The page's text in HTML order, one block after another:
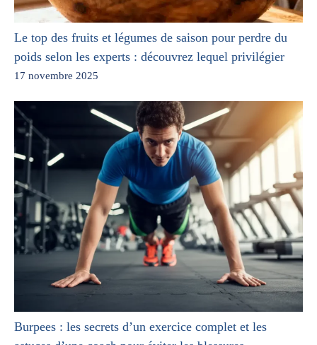
Le top des fruits et légumes de saison pour perdre du
poids selon les experts : découvrez lequel privilégier
17 novembre 2025
Burpees : les secrets d’un exercice complet et les